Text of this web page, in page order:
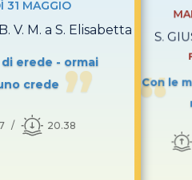
31 MAGGIO
V. M. a S. Elisabetta
erede - ormai
crede
20.38
S.
Con le